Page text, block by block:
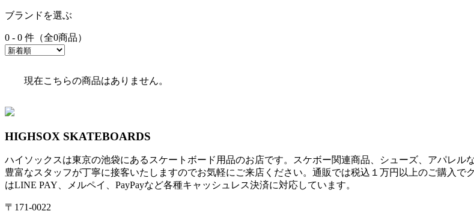
ブランドを選ぶ
0 - 0 件（全0商品）
現在こちらの商品はありません。
HIGHSOX SKATEBOARDS
ハイソックスは東京の池袋にあるスケートボード用品のお店です。スケボー関連商品、シューズ、アパレ
豊富なスタッフが丁寧に接客いたしますのでお気軽にご来店ください。通販では税込１万円以上のご購入
はLINE PAY、メルペイ、PayPayなど各種キャッシュレス決済に対応しています。
〒171-0022